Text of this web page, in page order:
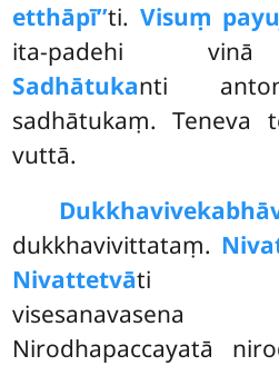
etthāpī’’ti. Visuṃ
ita-padehi vinā
Sadhātukanti
sadhātukaṃ. Teneva
vuttā.
dukkhavivittataṃ.
Nivattetvāti
Nirodhapaccayatā